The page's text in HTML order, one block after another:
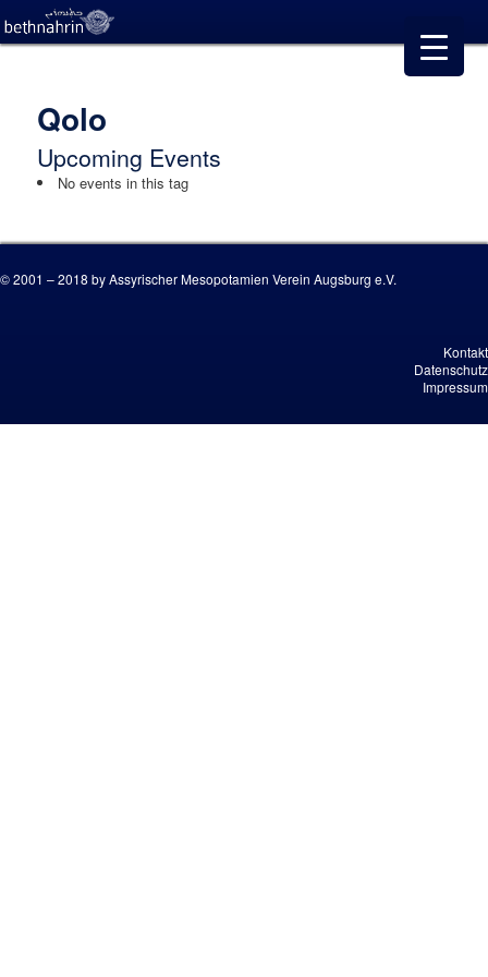
Qolo
Upcoming Events
No events in this tag
© 2001 – 2018 by Assyrischer Mesopotamien Verein Augsburg e.V.
Kontakt
Datenschutz
Impressum